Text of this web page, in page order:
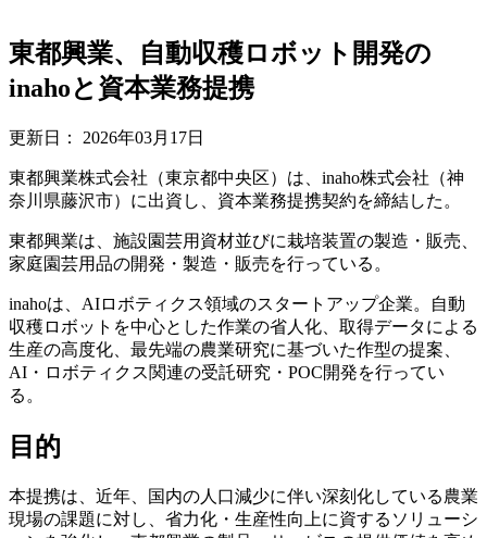
東都興業、自動収穫ロボット開発の
inahoと資本業務提携
更新日： 2026年03月17日
東都興業株式会社（東京都中央区）は、inaho株式会社（神
奈川県藤沢市）に出資し、資本業務提携契約を締結した。
東都興業は、施設園芸用資材並びに栽培装置の製造・販売、
家庭園芸用品の開発・製造・販売を行っている。
inahoは、AIロボティクス領域のスタートアップ企業。自動
収穫ロボットを中心とした作業の省人化、取得データによる
生産の高度化、最先端の農業研究に基づいた作型の提案、
AI・ロボティクス関連の受託研究・POC開発を行ってい
る。
目的
本提携は、近年、国内の人口減少に伴い深刻化している農業
現場の課題に対し、省力化・生産性向上に資するソリューシ